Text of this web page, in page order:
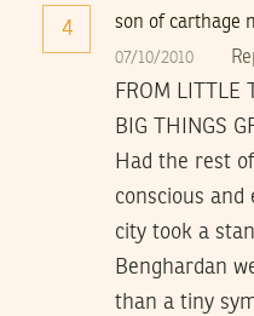
4 son of carthage
07/10/2010
FROM LITTLE
BIG THINGS
Had the rest
conscious and
city took a
Benghardan
than a tiny